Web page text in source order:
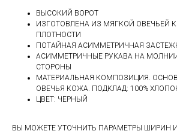
ВЫСОКИЙ ВОРОТ
ИЗГОТОВЛЕНА ИЗ МЯГКОЙ ОВЕЧЬЕЙ
ПЛОТНОСТИ
ПОТАЙНАЯ АСИММЕТРИЧНАЯ
АСИММЕТРИЧНЫЕ РУКАВА НА
СТОРОНЫ
МАТЕРИАЛЬНАЯ КОМПОЗИЦИЯ.
ОВЕЧЬЯ КОЖА. ПОДКЛАД: 100%
ЦВЕТ: ЧЕРНЫЙ
ВЫ МОЖЕТЕ УТОЧНИТЬ ПАРАМЕТРЫ ШИРИН